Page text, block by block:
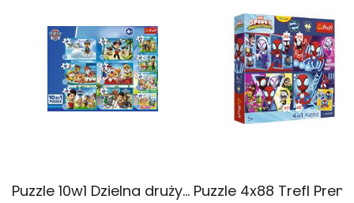
Puzzle 10w1 Dzielna drużyna Psiego Patrolu 96012